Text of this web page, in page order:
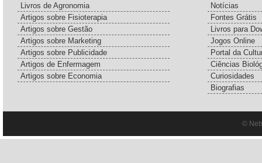
Livros de Agronomia
Artigos sobre Fisioterapia
Artigos sobre Gestão
Artigos sobre Marketing
Artigos sobre Publicidade
Artigos de Enfermagem
Artigos sobre Economia
Notícias
Fontes Grátis
Livros para
Jogos Online
Portal da
Ciências
Curiosidades
Biografias
©